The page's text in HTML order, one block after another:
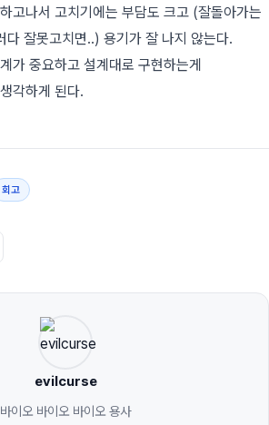
고나서 고치기에는 부담도 크고 (잘돌아가는
다 잘못고치면..) 용기가 잘 나지 않는다.
가 중요하고 설계대로 구현하는게
각하게 된다.
회고
evilcurse
바이오 바이오 바이오 용사